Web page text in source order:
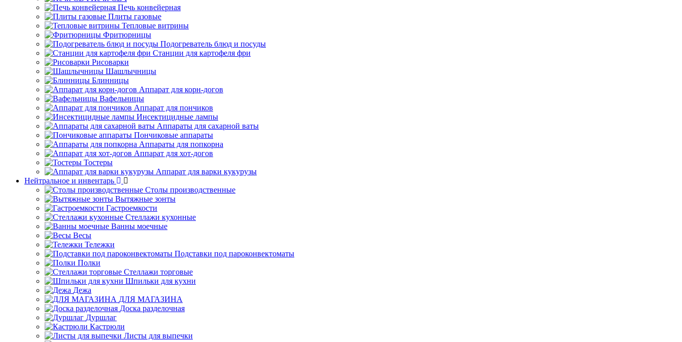
Печь конвейерная
Плиты газовые
Тепловые витрины
Фритюрницы
Подогреватель блюд и посуды
Станции для картофеля фри
Рисоварки
Шашлычницы
Блинницы
Аппарат для корн-догов
Вафельницы
Аппарат для пончиков
Инсектицидные лампы
Аппараты для сахарной ваты
Пончиковые аппараты
Аппараты для попкорна
Аппарат для хот-догов
Тостеры
Аппарат для варки кукурузы
Нейтральное и инвентарь
Столы производственные
Вытяжные зонты
Гастроемкости
Стеллажи кухонные
Ванны моечные
Весы
Тележки
Подставки под пароконвектоматы
Полки
Стеллажи торговые
Шпильки для кухни
Дежа
ДЛЯ МАГАЗИНА
Доска разделочная
Дуршлаг
Кастрюли
Листы для выпечки